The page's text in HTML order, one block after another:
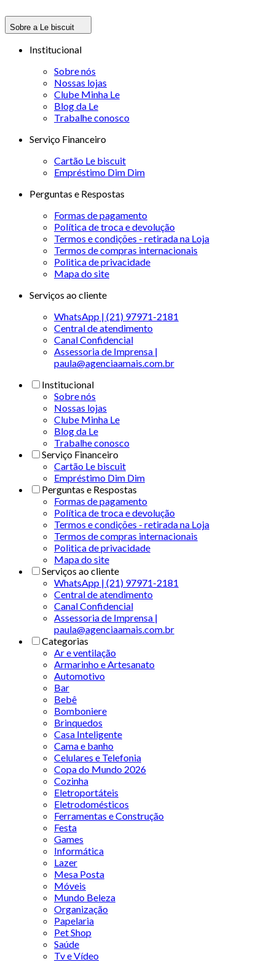
Sobre a Le biscuit
Institucional
Sobre nós
Nossas lojas
Clube Minha Le
Blog da Le
Trabalhe conosco
Serviço Financeiro
Cartão Le biscuit
Empréstimo Dim Dim
Perguntas e Respostas
Formas de pagamento
Política de troca e devolução
Termos e condições - retirada na Loja
Termos de compras internacionais
Politica de privacidade
Mapa do site
Serviços ao cliente
WhatsApp | (21) 97971-2181
Central de atendimento
Canal Confidencial
Assessoria de Imprensa |
paula@agenciaamais.com.br
Institucional
Sobre nós
Nossas lojas
Clube Minha Le
Blog da Le
Trabalhe conosco
Serviço Financeiro
Cartão Le biscuit
Empréstimo Dim Dim
Perguntas e Respostas
Formas de pagamento
Política de troca e devolução
Termos e condições - retirada na Loja
Termos de compras internacionais
Politica de privacidade
Mapa do site
Serviços ao cliente
WhatsApp | (21) 97971-2181
Central de atendimento
Canal Confidencial
Assessoria de Imprensa |
paula@agenciaamais.com.br
Categorias
Ar e ventilação
Armarinho e Artesanato
Automotivo
Bar
Bebê
Bomboniere
Brinquedos
Casa Inteligente
Cama e banho
Celulares e Telefonia
Copa do Mundo 2026
Cozinha
Eletroportáteis
Eletrodomésticos
Ferramentas e Construção
Festa
Games
Informática
Lazer
Mesa Posta
Móveis
Mundo Beleza
Organização
Papelaria
Pet Shop
Saúde
Tv e Vídeo